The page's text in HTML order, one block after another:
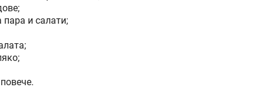
пара и салати;